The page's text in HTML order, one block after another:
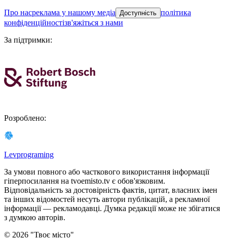
про насреклама у нашому медіа Доступність політика
конфіденційностізв'яжіться з нами
За підтримки:
Розроблено:
Levprograming
За умови повного або часткового використання iнформацiї
гіперпосилання на tvoemisto.tv є обов'язковим.
Відповідальність за достовірність фактів, цитат, власних імен
та інших відомостей несуть автори публікацій, а рекламної
інформації — рекламодавці. Думка редакцiї може не збiгатися
з думкою авторiв.
© 2026 "Твоє місто"